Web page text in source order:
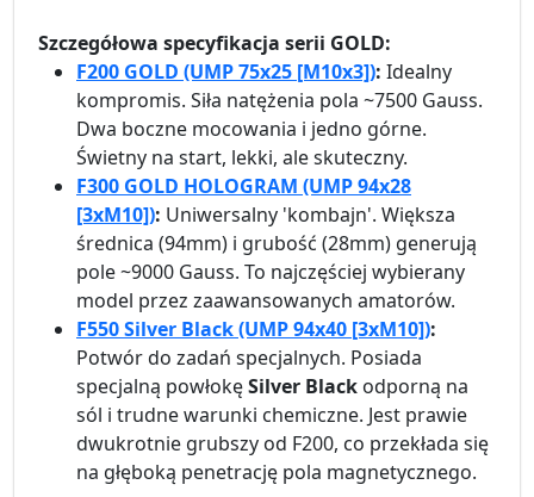
Szczegółowa specyfikacja serii GOLD:
F200 GOLD (UMP 75x25 [M10x3]): Idealny
kompromis. Siła natężenia pola ~7500 Gauss.
Dwa boczne mocowania i jedno górne.
Świetny na start, lekki, ale skuteczny.
F300 GOLD HOLOGRAM (UMP 94x28
[3xM10]): Uniwersalny 'kombajn'. Większa
średnica (94mm) i grubość (28mm) generują
pole ~9000 Gauss. To najczęściej wybierany
model przez zaawansowanych amatorów.
F550 Silver Black (UMP 94x40 [3xM10]):
Potwór do zadań specjalnych. Posiada
specjalną powłokęSilver Black odporną na
sól i trudne warunki chemiczne. Jest prawie
dwukrotnie grubszy od F200, co przekłada się
na głęboką penetrację pola magnetycznego.